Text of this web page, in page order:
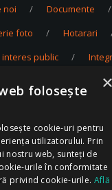
noi
Documente
foto
Hotarari
public
datelor cu caracter
informatiilor de interes
intreprinderile publice
×
folosește
cookie-uri pentru
utilizatorului. Prin
nostru web, sunteți de
urile în conformitate
privind cookie-urile. Află